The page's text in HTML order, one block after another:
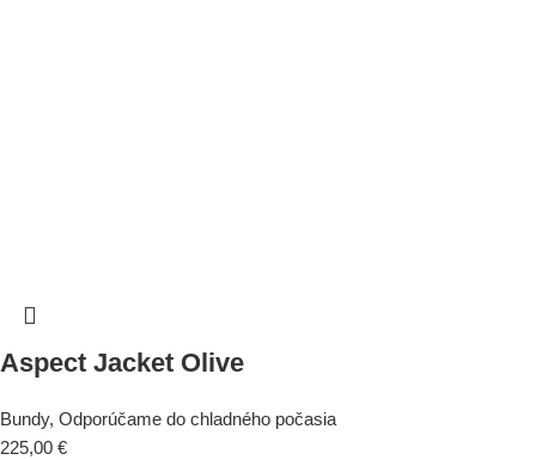
Aspect Jacket Olive
Bundy, Odporúčame do chladného počasia
225,00 €